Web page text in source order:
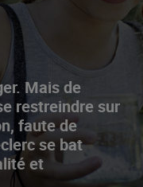
Mais de
restreindre sur
faute de
se bat
et